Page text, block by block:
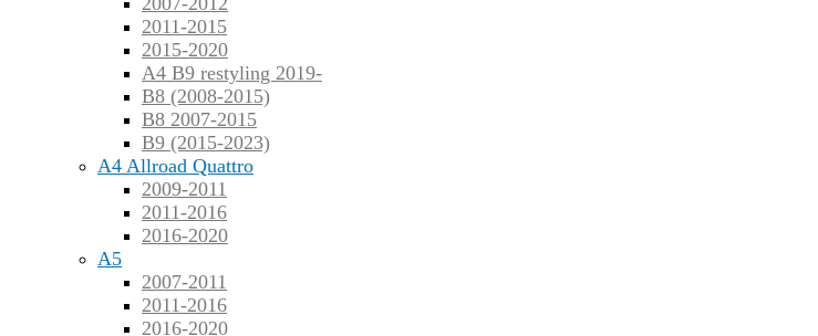
2011-2015
2015-2020
A4 B9 restyling 2019-
B8 (2008-2015)
B8 2007-2015
B9 (2015-2023)
A4 Allroad Quattro
2009-2011
2011-2016
2016-2020
A5
2007-2011
2011-2016
2016-2020